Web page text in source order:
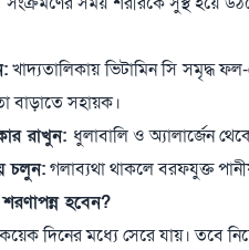
খাদ্যতালিকায় ভিটামিন সি সমৃদ্ধ
বাড়াতে সহায়ক।
রাখুন: ধুলাবালি ও অ্যালার্জেন
চলুন:গলাব্যথা থাকলে বরফযুক্ত
হবেন?
কয়েক দিনের মধ্যে সেরে যায়। তবে